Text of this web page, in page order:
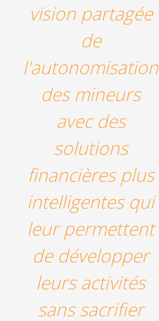
vision partagée
de
l'autonomisation
des mineurs
avec des
solutions
financières plus
intelligentes qui
leur permettent
de développer
leurs activités
sans sacrifier